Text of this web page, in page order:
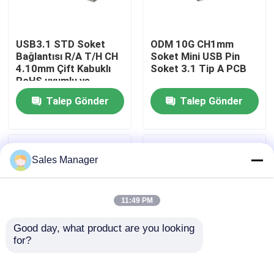
DIP USB Konektörü
USB Soket Konnektörü
USB C Tipi Konnektörler
DP Soket Konnektörü
USB3.1 STD Soket
Bağlantısı R/A T/H CH
4.10mm Çift Kabuklı
RoHS uyumlu ve
Hoalogen Serbest
Talep Gönder
ODM 10G CH1mm
Soket Mini USB Pin
Soket 3.1 Tip A PCB
Talep Gönder
Sales Manager
11:49 PM
Good day, what product are you looking
for?